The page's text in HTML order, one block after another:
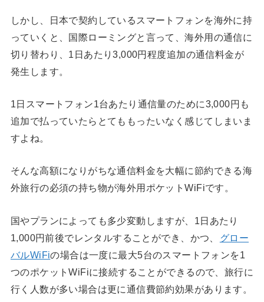
しかし、日本で契約しているスマートフォンを海外に持
っていくと、国際ローミングと言って、海外用の通信に
切り替わり、1日あたり3,000円程度追加の通信料金が
発生します。
1日スマートフォン1台あたり通信量のために3,000円も
追加で払っていたらとてももったいなく感じてしまいま
すよね。
そんな高額になりがちな通信料金を大幅に節約できる海
外旅行の必須の持ち物が海外用ポケットWiFiです。
国やプランによっても多少変動しますが、1日あたり
1,000円前後でレンタルすることができ、かつ、
グロー
バルWiFiの場合は一度に最大5台のスマートフォンを1
つのポケットWiFiに接続することができるので、旅行に
行く人数が多い場合は更に通信費節約効果があります。